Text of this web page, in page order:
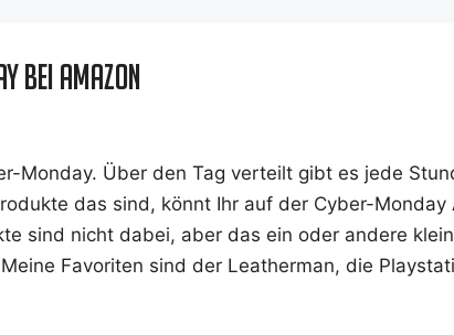
bei Amazon
Mon­­day. Über den Tag ver­teilt gibt es jede
das sind, könnt Ihr auf der Cyber-Mon­­day
sind nicht dabei, aber das ein oder ande­re
Favo­ri­ten sind der Lea­ther­man, die